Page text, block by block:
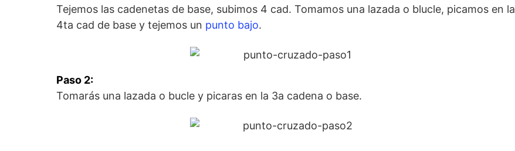
Tejemos las cadenetas de base, subimos 4 cad. Tomamos una lazada o blucle, picamos en la
4ta cad de base y tejemos un punto bajo.
Paso 2:
Tomarás una lazada o bucle y picaras en la 3a cadena o base.